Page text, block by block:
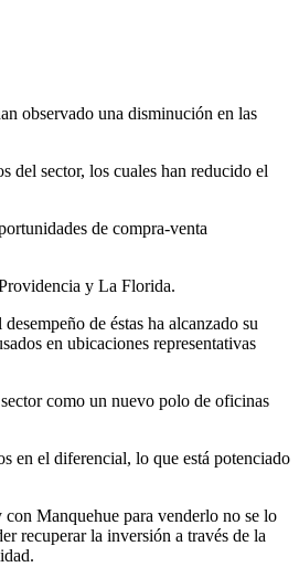
observado una disminución en las
del sector, los cuales han reducido el
de compra-venta
y La Florida.
de éstas ha alcanzado su
en ubicaciones representativas
como un nuevo polo de oficinas
en el diferencial, lo que está potenciado
Manquehue para venderlo no se lo
recuperar la inversión a través de la